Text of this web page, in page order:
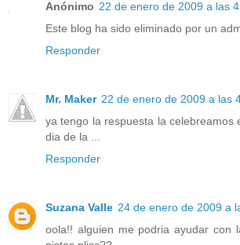
Anónimo 22 de enero de 2009 a las
Este blog ha sido eliminado por un
Responder
Mr. Maker 22 de enero de 2009 a las
ya tengo la respuesta la celebreamos
dia de la ...
Responder
Suzana Valle 24 de enero de 2009 a
oola!! alguien me podria ayudar con